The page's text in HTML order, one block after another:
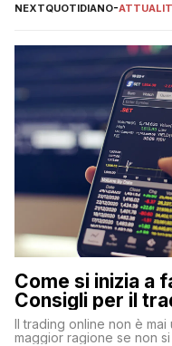
NEXTQUOTIDIANO-
Come si inizia a
Consigli per il
Il trading online non è mai
maggior ragione se non